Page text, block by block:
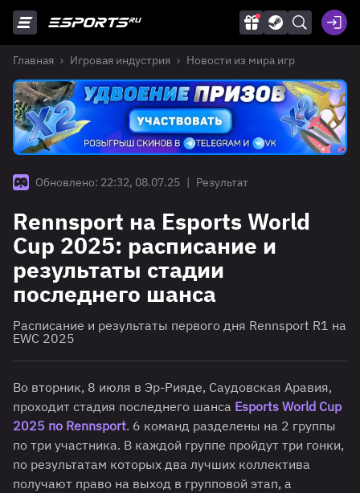
Главная Игровая индустрия Новости из мира игр
Обновлено: 22:32, 08.07.25 | Результат
Rennsport на Esports World
Cup 2025: расписание и
результаты стадии
последнего шанса
Расписание и результаты первого дня Rennsport R1 на
EWC 2025
Во вторник, 8 июля в Эр-Рияде, Саудовская Аравия,
проходит стадия последнего шанса Esports World Cup
2025 по Rennsport. 6 команд разделены на 2 группы
по три участника. В каждой группе пройдут три гонки,
по результатам которых два лучших коллектива
получают право на выход в групповой этап, а